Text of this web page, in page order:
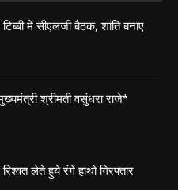
में सीएलजी बैठक, शांति बनाए
श्रीमती वसुंधरा राजे*
लेते हुये रंगे हाथो गिरफ्तार